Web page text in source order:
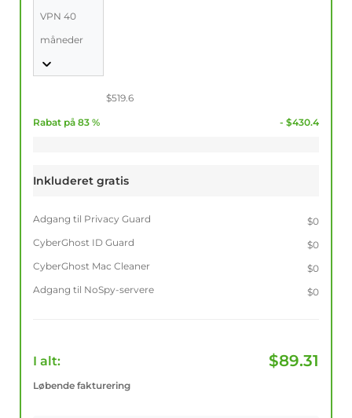
VPN 40
måneder
$519.6
Rabat på 83 % - $430.4
Inkluderet gratis
Adgang til Privacy Guard
$0
CyberGhost ID Guard
$0
CyberGhost Mac Cleaner
$0
Adgang til NoSpy-servere
$0
I alt: $89.31
Løbende fakturering